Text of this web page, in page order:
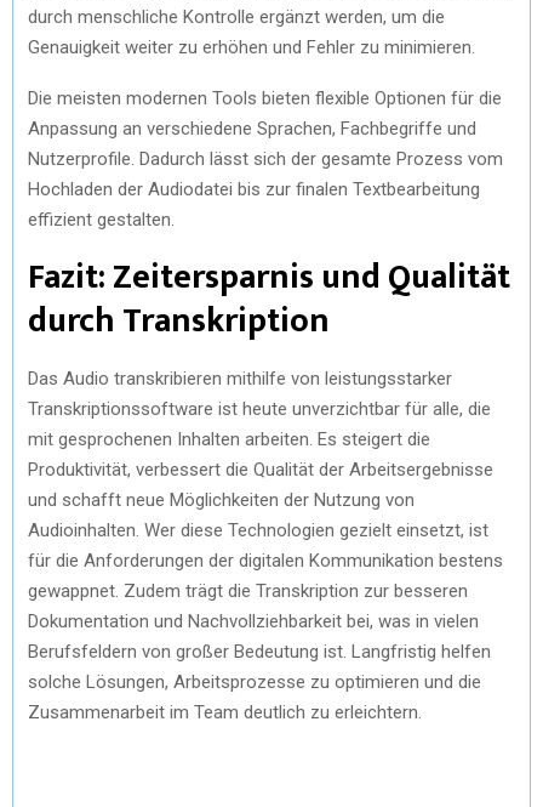
durch menschliche Kontrolle ergänzt werden, um die
Genauigkeit weiter zu erhöhen und Fehler zu minimieren.
Die meisten modernen Tools bieten flexible Optionen für die
Anpassung an verschiedene Sprachen, Fachbegriffe und
Nutzerprofile. Dadurch lässt sich der gesamte Prozess vom
Hochladen der Audiodatei bis zur finalen Textbearbeitung
effizient gestalten.
Fazit: Zeitersparnis und Qualität
durch Transkription
Das Audio transkribieren mithilfe von leistungsstarker
Transkriptionssoftware ist heute unverzichtbar für alle, die
mit gesprochenen Inhalten arbeiten. Es steigert die
Produktivität, verbessert die Qualität der Arbeitsergebnisse
und schafft neue Möglichkeiten der Nutzung von
Audioinhalten. Wer diese Technologien gezielt einsetzt, ist
für die Anforderungen der digitalen Kommunikation bestens
gewappnet. Zudem trägt die Transkription zur besseren
Dokumentation und Nachvollziehbarkeit bei, was in vielen
Berufsfeldern von großer Bedeutung ist. Langfristig helfen
solche Lösungen, Arbeitsprozesse zu optimieren und die
Zusammenarbeit im Team deutlich zu erleichtern.